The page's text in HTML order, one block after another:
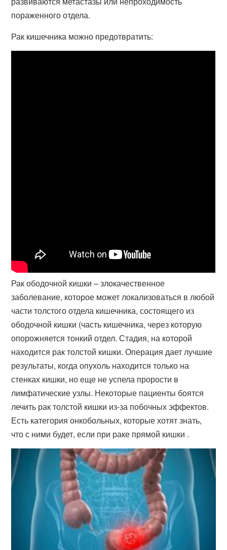
пораженного отдела.
Рак кишечника можно предотвратить:
Рак ободочной кишки – злокачественное
заболевание, которое может локализоваться в любой
части толстого отдела кишечника, состоящего из
ободочной кишки (часть кишечника, через которую
опорожняется тонкий отдел. Стадия, на которой
находится рак толстой кишки. Операция дает лучшие
результаты, когда опухоль находится только на
стенках кишки, но еще не успела прорости в
лимфатические узлы. Некоторые пациенты боятся
лечить рак толстой кишки из-за побочных эффектов.
Есть категория онкобольных, которые хотят знать,
что с ними будет, если при раке прямой кишки .